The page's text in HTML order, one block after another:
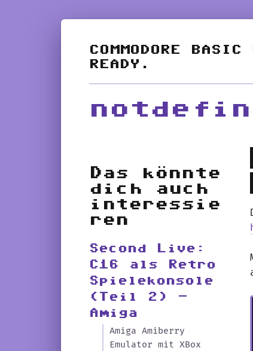
Das könnte
dich auch
interessie
ren
Second Live:
C16 als Retro
Spielekonsole
(Teil 2) -
Amiga
Amiga Amiberry
Emulator mit XBox